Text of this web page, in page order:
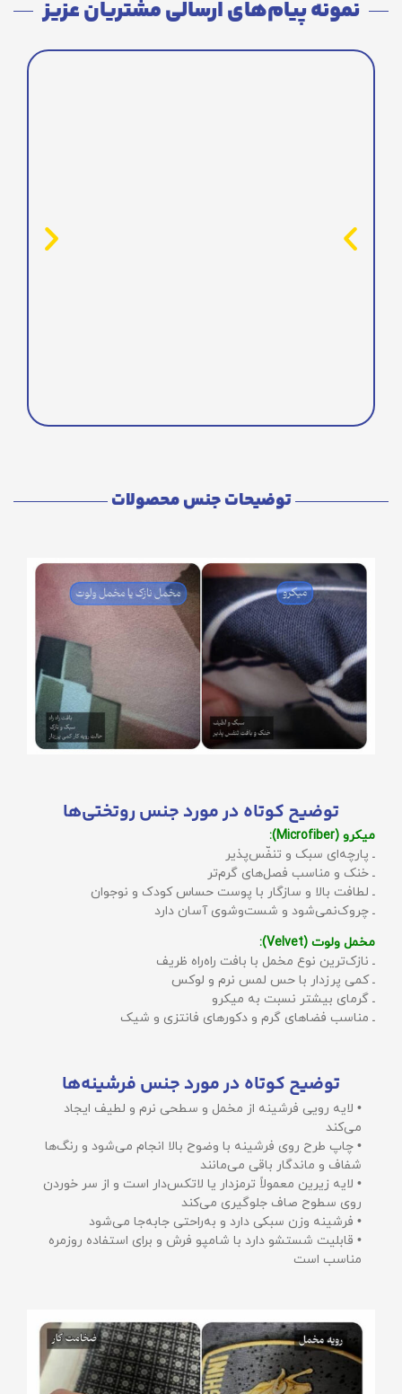
نمونه پیام‌های ارسالی مشتریان عزیز
توضیحات جنس محصولات
توضیح کوتاه در مورد جنس روتختی‌ها
میکرو (Microfiber):
ـ پارچه‌ای سبک و تنفّس‌پذیر
ـ خنک و مناسب فصل‌های گرم‌تر
ـ لطافت بالا و سازگار با پوست حساس کودک و نوجوان
ـ چروک‌نمی‌شود و شست‌وشوی آسان دارد
مخمل ولوت (Velvet):
ـ نازک‌ترین نوع مخمل با بافت راه‌راه ظریف
ـ کمی پرزدار با حس لمس نرم و لوکس
ـ گرمای بیشتر نسبت به میکرو
ـ مناسب فضاهای گرم و دکورهای فانتزی و شیک
توضیح کوتاه در مورد جنس فرشینه‌ها
• لایه رویی فرشینه از مخمل و سطحی نرم و لطیف ایجاد
می‌کند
• چاپ طرح روی فرشینه با وضوح بالا انجام می‌شود و رنگ‌ها
شفاف و ماندگار باقی می‌مانند
• لایه زیرین معمولاً ترمزدار یا لاتکس‌دار است و از سر خوردن
روی سطوح صاف جلوگیری می‌کند
• فرشینه وزن سبکی دارد و به‌راحتی جابه‌جا می‌شود
• قابلیت شستشو دارد با شامپو فرش و برای استفاده روزمره
مناسب است